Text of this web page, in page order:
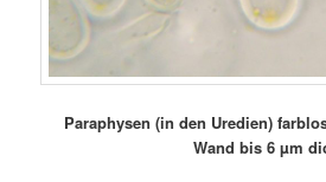
Paraphysen (in den Uredien)
Wand bis 6 µm